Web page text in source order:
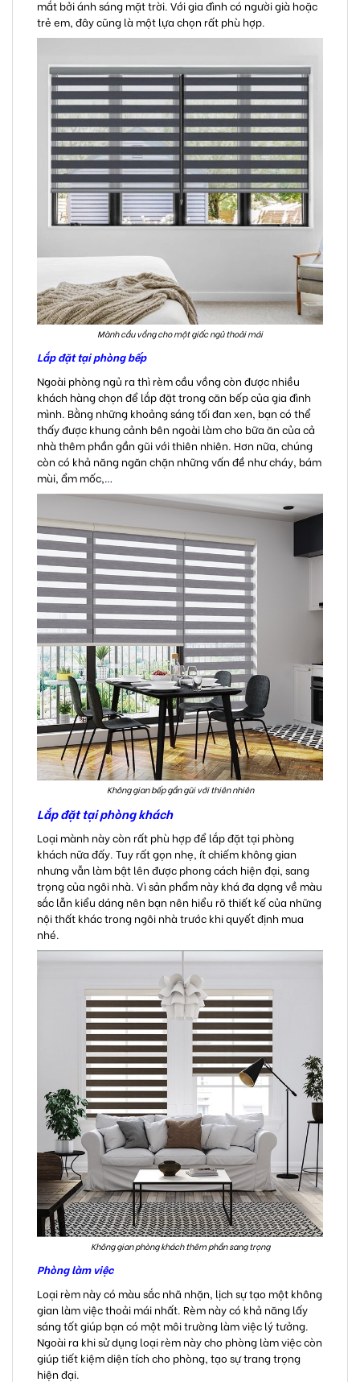
mắt bởi ánh sáng mặt trời. Với gia đình có người già hoặc
trẻ em, đây cũng là một lựa chọn rất phù hợp.
Mành cầu vồng cho một giấc ngủ thoải mái
Lắp đặt tại phòng bếp
Ngoài phòng ngủ ra thì rèm cầu vồng còn được nhiều
khách hàng chọn để lắp đặt trong căn bếp của gia đình
mình. Bằng những khoảng sáng tối đan xen, bạn có thể
thấy được khung cảnh bên ngoài làm cho bữa ăn của cả
nhà thêm phần gần gũi với thiên nhiên. Hơn nữa, chúng
còn có khả năng ngăn chặn những vấn đề như cháy, bám
mùi, ẩm mốc,…
Không gian bếp gần gũi với thiên nhiên
Lắp đặt tại phòng khách
Loại mành này còn rất phù hợp để lắp đặt tại phòng
khách nữa đấy. Tuy rất gọn nhẹ, ít chiếm không gian
nhưng vẫn làm bật lên được phong cách hiện đại, sang
trọng của ngôi nhà. Vì sản phẩm này khá đa dạng về màu
sắc lẫn kiểu dáng nên bạn nên hiểu rõ thiết kế của những
nội thất khác trong ngôi nhà trước khi quyết định mua
nhé.
Không gian phòng khách thêm phần sang trọng
Phòng làm việc
Loại rèm này có màu sắc nhã nhặn, lịch sự tạo một không
gian làm việc thoải mái nhất. Rèm này có khả năng lấy
sáng tốt giúp bạn có một môi trường làm việc lý tưởng.
Ngoài ra khi sử dụng loại rèm này cho phòng làm việc còn
giúp tiết kiệm diện tích cho phòng, tạo sự trang trọng
hiện đại.